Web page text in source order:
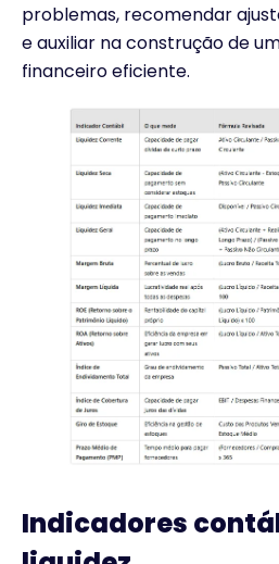
problemas, recomendar
e auxiliar na construção de
financeiro eficiente.
Indicadores